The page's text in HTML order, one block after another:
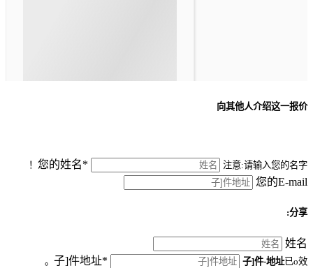
向其他人介绍这一报价
您的姓名* 注意:请输入您的名字！
您的E-mail
分享:
姓名
子]件地址*
子]件-地址已o效。